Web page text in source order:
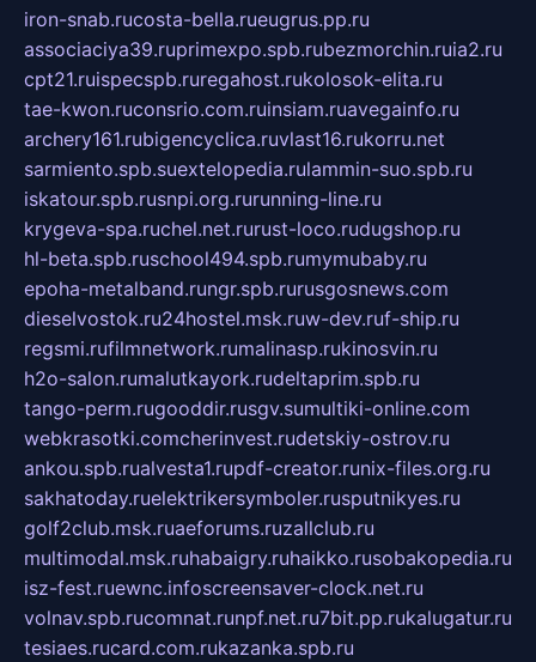
iron-snab.rucosta-bella.rueugrus.pp.ru
associaciya39.ruprimexpo.spb.rubezmorchin.ruia2.ru
cpt21.ruispecspb.ruregahost.rukolosok-elita.ru
tae-kwon.ruconsrio.com.ruinsiam.ruavegainfo.ru
archery161.rubigencyclica.ruvlast16.rukorru.net
sarmiento.spb.suextelopedia.rulammin-suo.spb.ru
iskatour.spb.rusnpi.org.rurunning-line.ru
krygeva-spa.ruchel.net.rurust-loco.rudugshop.ru
hl-beta.spb.ruschool494.spb.rumymubaby.ru
epoha-metalband.rungr.spb.rurusgosnews.com
dieselvostok.ru24hostel.msk.ruw-dev.ruf-ship.ru
regsmi.rufilmnetwork.rumalinasp.rukinosvin.ru
h2o-salon.rumalutkayork.rudeltaprim.spb.ru
tango-perm.rugooddir.rusgv.sumultiki-online.com
webkrasotki.comcherinvest.rudetskiy-ostrov.ru
ankou.spb.rualvesta1.rupdf-creator.runix-files.org.ru
sakhatoday.ruelektrikersymboler.rusputnikyes.ru
golf2club.msk.ruaeforums.ruzallclub.ru
multimodal.msk.ruhabaigry.ruhaikko.rusobakopedia.ru
isz-fest.ruewnc.infoscreensaver-clock.net.ru
volnav.spb.rucomnat.runpf.net.ru7bit.pp.rukalugatur.ru
tesiaes.rucard.com.rukazanka.spb.ru